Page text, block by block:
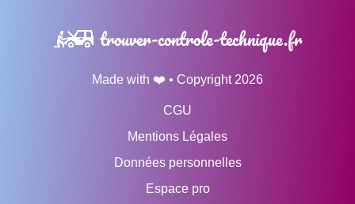
trouver-controle-technique.fr
Made with ❤️ • Copyright 2026
CGU
Mentions Légales
Données personnelles
Espace pro